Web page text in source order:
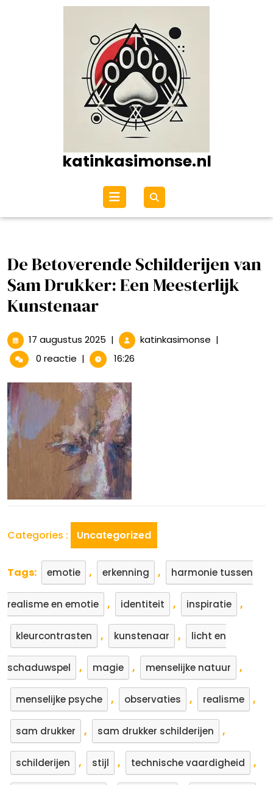
katinkasimonse.nl
Open
menu
De Betoverende Schilderijen van
Sam Drukker: Een Meesterlijk
Kunstenaar
17 augustus 2025 17
augustus
2025
| katinkasimonse De|
0 reactie | 16:26
Categories : Uncategorized
Tags: emotie , erkenning , harmonie tussen
realisme en emotie , identiteit , inspiratie ,
kleurcontrasten , kunstenaar , licht en
schaduwspel , magie , menselijke natuur ,
menselijke psyche , observaties , realisme ,
sam drukker , sam drukker schilderijen ,
schilderijen , stijl , technische vaardigheid ,